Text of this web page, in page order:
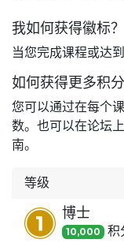
我如何获得徽标？
当您完成课程或达
如何获得更多积分
您可以通过在每个
数。也可以在论坛
南。
等级
博士
10,000 积